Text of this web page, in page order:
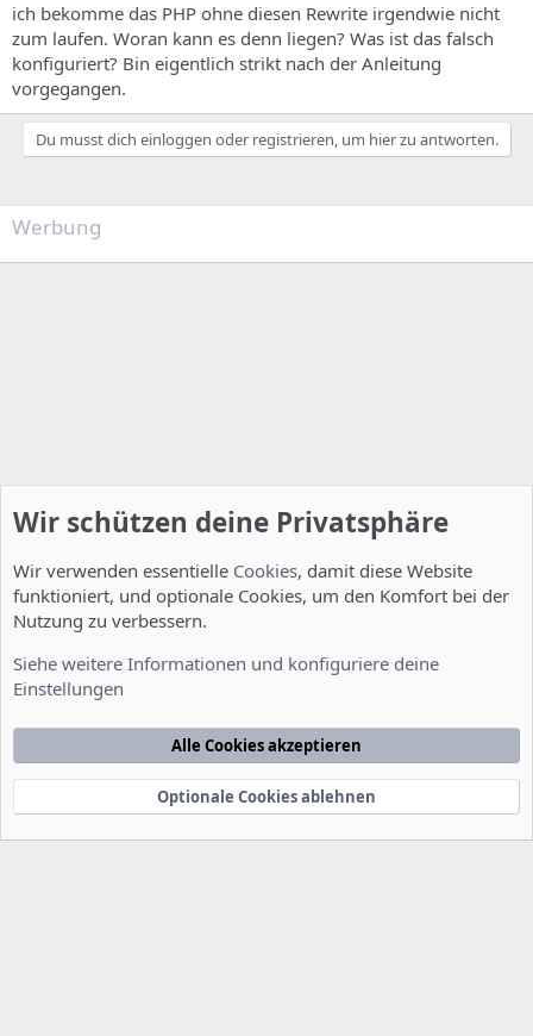
ich bekomme das PHP ohne diesen Rewrite irgendwie nicht
zum laufen. Woran kann es denn liegen? Was ist das falsch
konfiguriert? Bin eigentlich strikt nach der Anleitung
vorgegangen.
Du musst dich einloggen oder registrieren, um hier zu antworten.
Werbung
Nutzungsbedingungen Datenschutzerklärung
Startseite
e
Community platform by XenForo® © 2010-2022 XenForo Ltd.
xenDach©2010-2014
Wir schützen deine Privatsphäre
Wir verwenden essentielle Cookies, damit diese Website
funktioniert, und optionale Cookies, um den Komfort bei der
Nutzung zu verbessern.
Siehe weitere Informationen und konfiguriere deine
Einstellungen
Alle Cookies akzeptieren
Optionale Cookies ablehnen